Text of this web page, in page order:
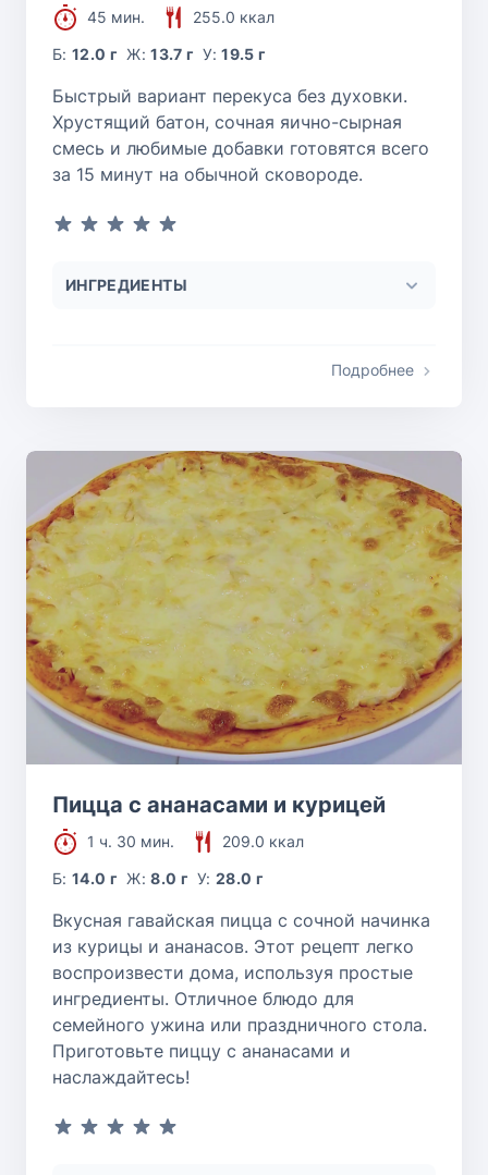
45 мин.
255.0 ккал
Б:12.0 г Ж:13.7 г У:19.5 г
Быстрый вариант перекуса без духовки.
Хрустящий батон, сочная яично-сырная
смесь и любимые добавки готовятся всего
за 15 минут на обычной сковороде.
ИНГРЕДИЕНТЫ
Подробнее
Пицца с ананасами и курицей
1 ч. 30 мин.
209.0 ккал
Б:14.0 г Ж:8.0 г У:28.0 г
Вкусная гавайская пицца с сочной начинка
из курицы и ананасов. Этот рецепт легко
воспроизвести дома, используя простые
ингредиенты. Отличное блюдо для
семейного ужина или праздничного стола.
Приготовьте пиццу с ананасами и
наслаждайтесь!